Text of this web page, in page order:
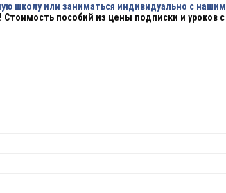
школу или заниматься индивидуально с нашим
Стоимость пособий из цены подписки и уроков с